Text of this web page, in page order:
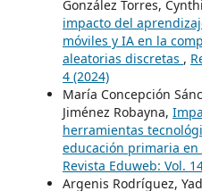
González Torres,
impacto del
móviles y IA en la
aleatorias discretas ,
4 (2024)
María Concepción
Jiménez Robayna,
herramientas
educación primaria en
Revista Eduweb: Vol.
Argenis Rodríguez,